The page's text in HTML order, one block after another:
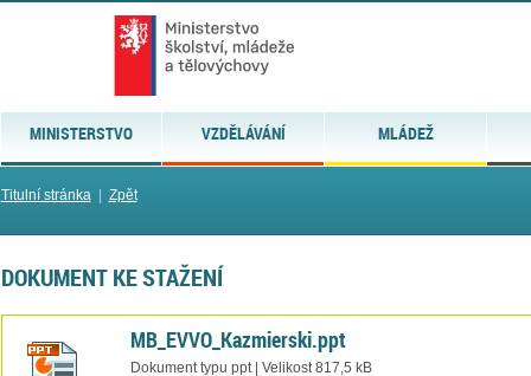
MINISTERSTVO VZDĚLÁVÁNÍ MLÁDEŽ
Titulní stránka| Zpět
DOKUMENT KE STAŽENÍ
MB_EVVO_Kazmierski.ppt
Dokument typu ppt | Velikost 817,5 kB